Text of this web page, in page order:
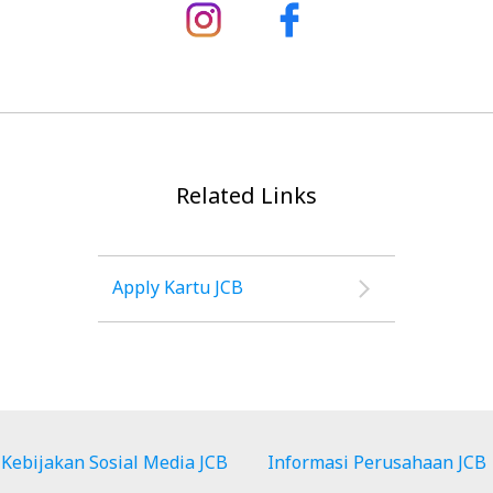
Related Links
Apply Kartu JCB
Kebijakan Sosial Media JCB Informasi Perusahaan JCB